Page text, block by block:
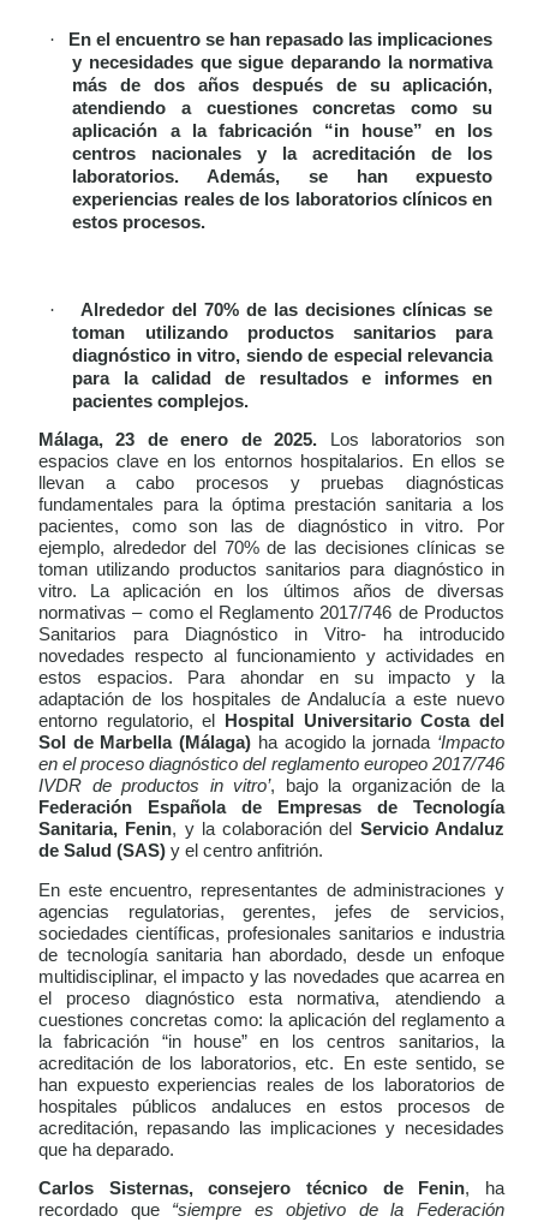
·
En el encuentro se han repasado las implicaciones
y necesidades que sigue deparando la normativa
más de dos años después de su aplicación,
atendiendo a cuestiones concretas como su
aplicación a la fabricación “in house” en los
centros nacionales y la acreditación de los
laboratorios. Además, se han expuesto
experiencias reales de los laboratorios clínicos en
estos procesos.
·
Alrededor del 70% de las decisiones clínicas se
toman utilizando productos sanitarios para
diagnóstico in vitro, siendo de especial relevancia
para la calidad de resultados e informes en
pacientes complejos.
Málaga, 23 de enero de 2025.
Los laboratorios son
espacios clave en los entornos hospitalarios. En ellos se
llevan a cabo procesos y pruebas diagnósticas
fundamentales para la óptima prestación sanitaria a los
pacientes, como son las de diagnóstico in vitro. Por
ejemplo, alrededor del 70% de las decisiones clínicas se
toman utilizando productos sanitarios para diagnóstico in
vitro. La aplicación en los últimos años de diversas
normativas – como el Reglamento 2017/746 de Productos
Sanitarios para Diagnóstico in Vitro- ha introducido
novedades respecto al funcionamiento y actividades en
estos espacios. Para ahondar en su impacto y la
adaptación de los hospitales de Andalucía a este nuevo
entorno regulatorio, el
Hospital Universitario Costa del
Sol de Marbella (Málaga) ha acogido la jornada ‘Impacto
en el proceso diagnóstico del reglamento europeo 2017/746
IVDR de productos in vitro’, bajo la organización de la
Federación Española de Empresas de Tecnología
Sanitaria, Fenin, y la colaboración del Servicio Andaluz
de Salud (SAS) y el centro anfitrión.
En este encuentro, representantes de administraciones y
agencias regulatorias, gerentes, jefes de servicios,
sociedades científicas, profesionales sanitarios e industria
de tecnología sanitaria han abordado, desde un enfoque
multidisciplinar, el impacto y las novedades que acarrea en
el proceso diagnóstico esta normativa, atendiendo a
cuestiones concretas como: la aplicación del reglamento a
la fabricación “in house” en los centros sanitarios, la
acreditación de los laboratorios, etc. En este sentido, se
han expuesto experiencias reales de los laboratorios de
hospitales públicos andaluces en estos procesos de
acreditación, repasando las implicaciones y necesidades
que ha deparado.
Carlos Sisternas, consejero técnico de Fenin, ha
recordado que “siempre es objetivo de la Federación